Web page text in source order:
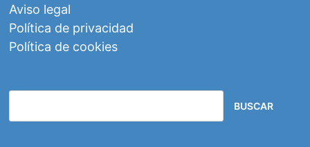
Aviso legal
Política de privacidad
Política de cookies
BUSCAR